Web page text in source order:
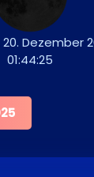
Dezember
01:44:25